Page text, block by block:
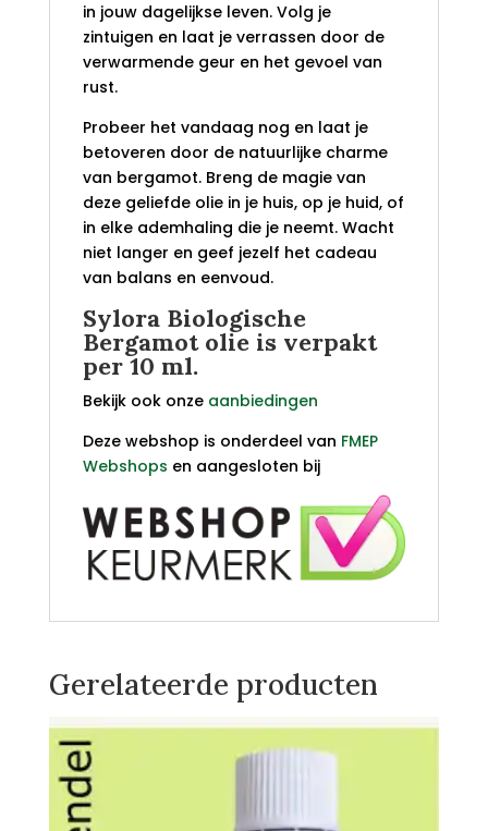
in jouw dagelijkse leven. Volg je
zintuigen en laat je verrassen door de
verwarmende geur en het gevoel van
rust.
Probeer het vandaag nog en laat je
betoveren door de natuurlijke charme
van bergamot. Breng de magie van
deze geliefde olie in je huis, op je huid, of
in elke ademhaling die je neemt. Wacht
niet langer en geef jezelf het cadeau
van balans en eenvoud.
Sylora Biologische
Bergamot olie is verpakt
per 10 ml.
Bekijk ook onze aanbiedingen
Deze webshop is onderdeel van FMEP
Webshops en aangesloten bij
Gerelateerde producten